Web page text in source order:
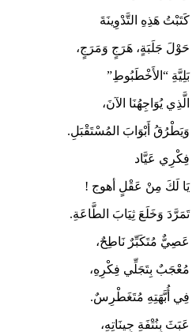
كَتَبْتُ هَذِهِ التَّدْوِينَةَ
حَوْلَ جَلَبَةٍ، هَرَجٍ وَمَرَجٍ،
بَلِيَّةِ “الأَخْطَبُوطِ”
الَّذِي يُوَاجِهُنَا الآنَ،
وَيَطْرُقُ أَبْوَابَ المُسْتَقْبَلِ.
فِكْرِي عَيَّاد
يَا لَكَ مِنْ عَقْلٍ أهوج !
تَمَرَّدَ وَخَلَعَ ثِيَابَ الطَّاعَةِ.
عَصِيٌّ مُتَكَبِّرٌ نَاطِحٌ،
مُعْجَبٌ بِتَجَلِّي فِكْرِهِ،
فِي أُبَّهَتِهِ مُتَغَطْرِسٌ.
عَبَثَ بِنُتْفَةِ جِينَاتِهِ،